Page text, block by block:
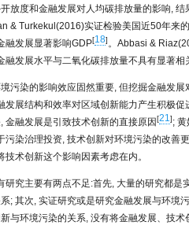
放度和金融发展对人均碳排放量的影响,
& Turkekul(2016)实证检验美国近50年来
融发展显著影响GDP[18]。Abbasi &
融发展水平与二氧化碳排放量不具有显著相
污染的影响效应固然重要, 但挖掘金融发
发展结构和效率对区域创新能力产生积极促
金融发展是引致技术创新的直接原因[21];
污染治理投资, 技术创新对环境污染的改善
术创新这个影响因素考虑在内。
研究主要有两点不足:首先, 大量的研究都
; 其次, 实证研究或是研究金融发展与环境
与环境污染的关系, 没有将金融发展、技